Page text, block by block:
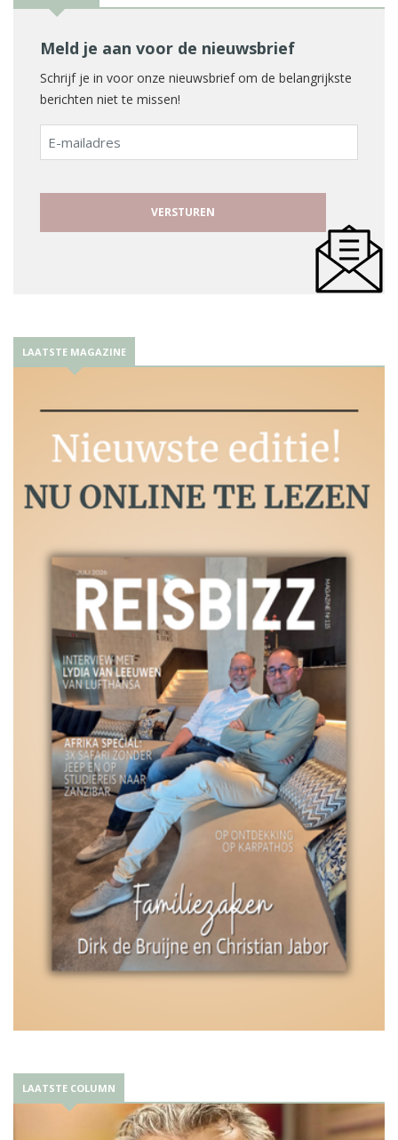
Meld je aan voor de nieuwsbrief
Schrijf je in voor onze nieuwsbrief om de belangrijkste
berichten niet te missen!
E-
mailadres
LAATSTE MAGAZINE
LAATSTE COLUMN